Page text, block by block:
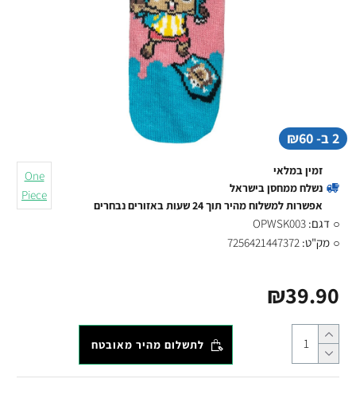
2 ב- ₪60
₪39.90
זמין במלאי
נשלח ממחסן בישראל
אפשרות למשלוח מהיר תוך 24 שעות באזורים נבחרים
דגם: OPWSK003
מק"ט: 7256421447372
One
Piece
לתשלום מהיר מאובטח